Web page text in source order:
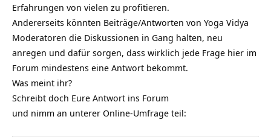
Erfahrungen von vielen zu profitieren.
Andererseits könnten Beiträge/Antworten von Yoga Vidya
Moderatoren die Diskussionen in Gang halten, neu
anregen und dafür sorgen, dass wirklich jede Frage hier im
Forum mindestens eine Antwort bekommt.
Was meint ihr?
Schreibt doch Eure Antwort ins Forum
und nimm an unterer Online-Umfrage teil: